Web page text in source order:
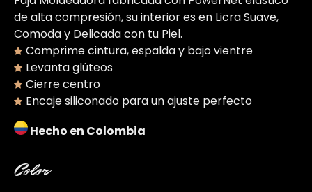
de alta compresión, su interior es en Licra Suave,
Comoda y Delicada con tu Piel.
Comprime cintura, espalda y bajo vientre
Levanta glúteos
Cierre centro
Encaje siliconado para un ajuste perfecto
Hecho en Colombia
Color